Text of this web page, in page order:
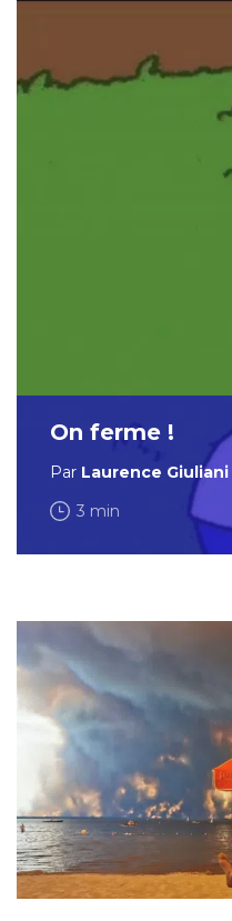
On ferme !
Par Laurence Giuliani
3 min